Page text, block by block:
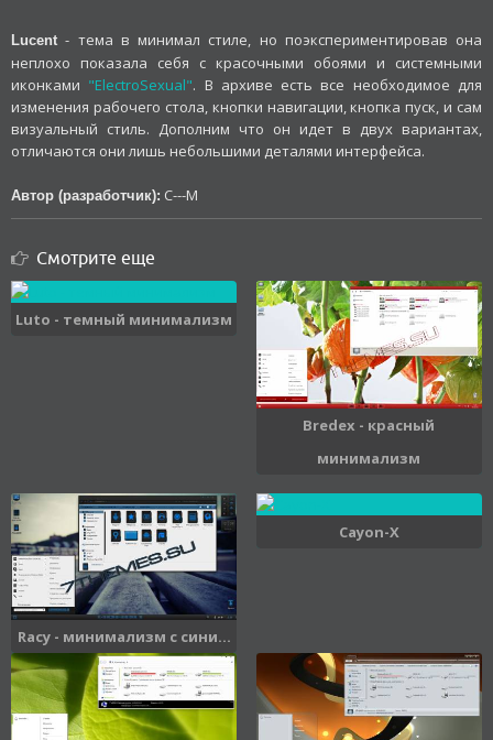
Lucent - тема в минимал стиле, но поэкспериментировав она
неплохо показала себя с красочными обоями и системными
иконками "ElectroSexual". В архиве есть все необходимое для
изменения рабочего стола, кнопки навигации, кнопка пуск, и сам
визуальный стиль. Дополним что он идет в двух вариантах,
отличаются они лишь небольшими деталями интерфейса.
Автор (разработчик): C---M
Смотрите еще
Luto - темный минимализм
Bredex - красный
минимализм
Racy - минимализм с сини...
Cayon-X